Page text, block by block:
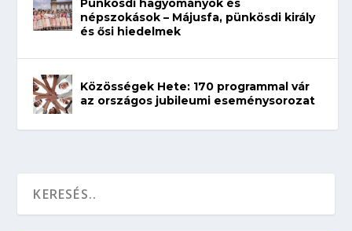
Pünkösdi hagyományok és
népszokások – Májusfa, pünkösdi király
és ősi hiedelmek
Közösségek Hete: 170 programmal vár
az országos jubileumi eseménysorozat